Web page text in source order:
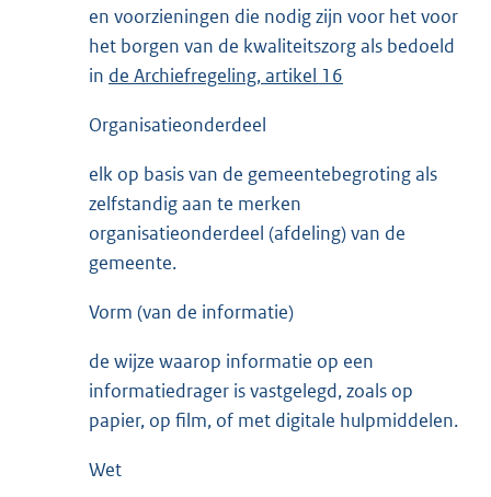
en voorzieningen die nodig zijn voor het voor
het borgen van de kwaliteitszorg als bedoeld
in de Archiefregeling, artikel 16
Organisatieonderdeel
elk op basis van de gemeentebegroting als
zelfstandig aan te merken
organisatieonderdeel (afdeling) van de
gemeente.
Vorm (van de informatie)
de wijze waarop informatie op een
informatiedrager is vastgelegd, zoals op
papier, op film, of met digitale hulpmiddelen.
Wet